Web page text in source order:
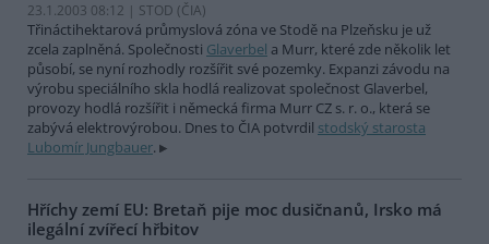
23.1.2003 08:12 | STOD (ČIA)
Třináctihektarová průmyslová zóna ve Stodě na Plzeňsku je už
zcela zaplněná. Společnosti Glaverbel a Murr, které zde několik let
působí, se nyní rozhodly rozšířit své pozemky. Expanzi závodu na
výrobu speciálního skla hodlá realizovat společnost Glaverbel,
provozy hodlá rozšířit i německá firma Murr CZ s. r. o., která se
zabývá elektrovýrobou. Dnes to ČIA potvrdil stodský starosta
Lubomír Jungbauer.
Hříchy zemí EU: Bretaň pije moc dusičnanů, Irsko má
ilegální zvířecí hřbitov